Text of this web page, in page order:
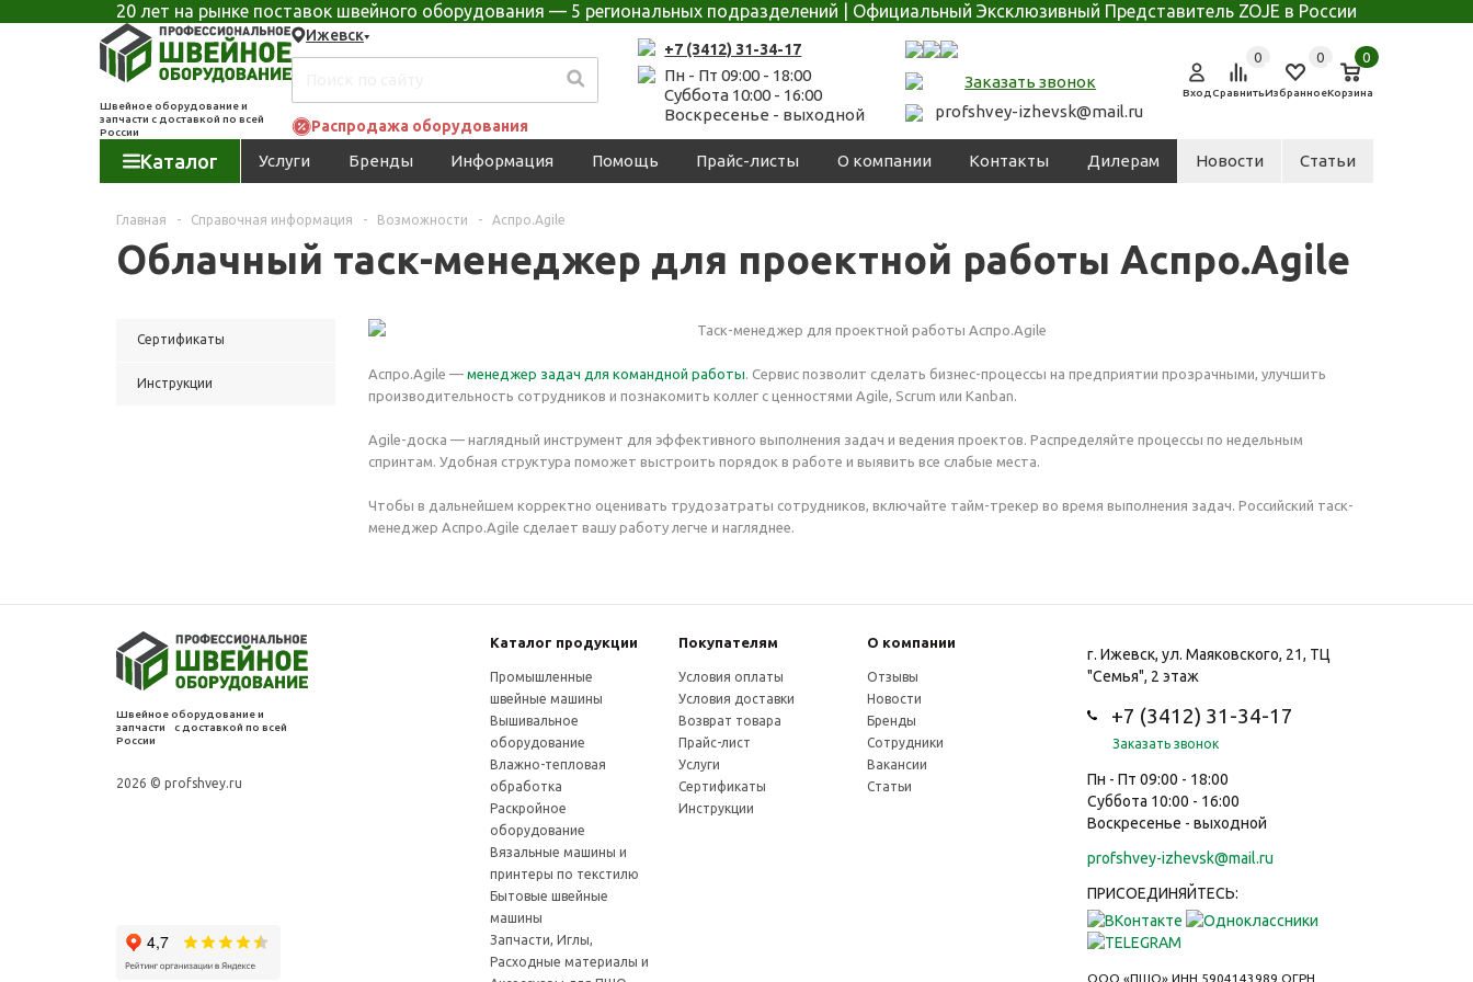
20 лет на рынке поставок швейного оборудования — 5 региональных подразделений | Официальный Эксклюзивный Представитель ZOJE в России
Швейное оборудование и
запчасти с доставкой по всей
России
Ижевск
Распродажа оборудования
+7 (3412) 31-34-17
Пн - Пт 09:00 - 18:00
Суббота 10:00 - 16:00
Воскресенье - выходной
Заказать звонок
profshvey-izhevsk@mail.ru
ВходСравнить
0
Избранное
0
Корзина
0
Каталог Услуги Бренды Информация Помощь Прайс-листы О компании Контакты Дилерам Новости Статьи
Главная - Справочная информация - Возможности - Аспро.Agile
Облачный таск-менеджер для проектной работы Аспро.Agile
Сертификаты
Инструкции
Аспро.Agile — менеджер задач для командной работы. Сервис позволит сделать бизнес-процессы на предприятии прозрачными, улучшить
производительность сотрудников и познакомить коллег с ценностями Agile, Scrum или Kanban.
Agile-доска — наглядный инструмент для эффективного выполнения задач и ведения проектов. Распределяйте процессы по недельным
спринтам. Удобная структура поможет выстроить порядок в работе и выявить все слабые места.
Чтобы в дальнейшем корректно оценивать трудозатраты сотрудников, включайте тайм-трекер во время выполнения задач. Российский таск-
менеджер Аспро.Agile сделает вашу работу легче и нагляднее.
г. Ижевск, ул. Маяковского, 21, ТЦ
"Семья", 2 этаж
+7 (3412) 31-34-17
Заказать звонок
Пн - Пт 09:00 - 18:00
Суббота 10:00 - 16:00
Воскресенье - выходной
profshvey-izhevsk@mail.ru
ПРИСОЕДИНЯЙТЕСЬ:
ООО «ПШО» ИНН 5904143989 ОГРН
Швейное оборудование и
запчасти с доставкой по всей
России
2026 © profshvey.ru
Каталог продукции
Промышленные
швейные машины
Вышивальное
оборудование
Влажно-тепловая
обработка
Раскройное
оборудование
Вязальные машины и
принтеры по текстилю
Бытовые швейные
машины
Запчасти, Иглы,
Расходные материалы и
Покупателям
Условия оплаты
Условия доставки
Возврат товара
Прайс-лист
Услуги
Сертификаты
Инструкции
О компании
Отзывы
Новости
Бренды
Сотрудники
Вакансии
Статьи